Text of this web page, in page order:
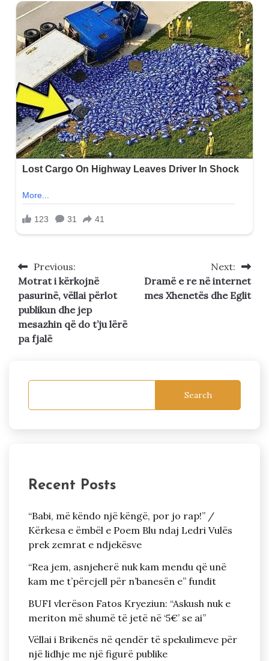
Post
navigation
Previous:
Motrat i kërkojnë
pasurinë, vëllai përlot
publikun dhe jep
mesazhin që do t’ju lërë
pa fjalë
Next:
Dramë e re në internet
mes Xhenetës dhe Eglit
Search
Recent Posts
“Babi, më këndo një këngë, por jo rap!” /
Kërkesa e ëmbël e Poem Blu ndaj Ledri Vulës
prek zemrat e ndjekësve
“Rea jem, asnjeherë nuk kam mendu që unë
kam me t’përcjell për n’banesën e” fundit
BUFI vlerëson Fatos Kryeziun: “Askush nuk e
meriton më shumë të jetë në ‘5€’ se ai”
Vëllai i Brikenës në qendër të spekulimeve për
një lidhje me një figurë publike